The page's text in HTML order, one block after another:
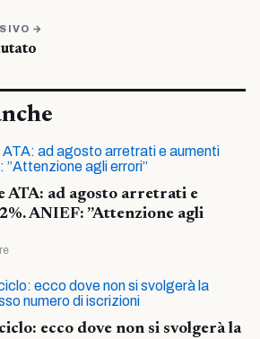
→
ATA: ad agosto arretrati e
ANIEF: ”Attenzione agli
ecco dove non si svolgerà la